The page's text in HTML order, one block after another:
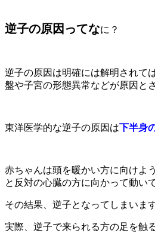
逆子の原因ってなに？
逆子の原因は明確には解明されて
盤や子宮の形態異常などが原因と
東洋医学的な逆子の原因は下半身
赤ちゃんは頭を暖かい方に向けよ
と反対の心臓の方に向かって動い
その結果、逆子となってしまいます
実際、逆子で来られる方の足を触